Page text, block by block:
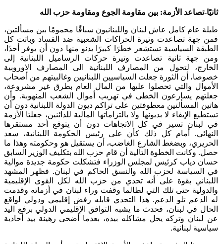
ثانيًا-تصاعد الأزمة: بين مقاومة الجوع ومقاومة حزب الله
طيلة عام كامل عاش لبنان واللبنانيون سباقًا محمومًا بين مسألتين،
فمن جهة تصاعدت وتيرة الحراكات الشعبية ضد الفساد وباتت كل
الطبقة السياسية تستشعر خطرًا كبيرًا يدنو منها دون أن يوفر أحدًا،
ومن جهة ثانية تصاعدت وتيرة حركات الرساميل اللبنانية إلى
الخارج، لتحول من المصارف اللبنانية الى المصارف الاوروبية
خصوصا، أن الثورة جعلت السياسيين اللبنانيين وغالبيتهم من أصحاب
الأموال والتي تحصلوا عليها من المال العام بطرق غير مشروعة،
جعلتهم يسارعون الخطى في تهريب أموال الشعب المنهوبة. وأن
هاتين المسألتين معطوفتين على تراكم ديون الدولة اللبنانية دون أن
تستطيع الإيفاء لا بديونها ولا بالتزاماتها المالية للدائنين، جعلتا الأزمة
في لبنان تسير في كل الاتجاهات دون أن يتوقع أحد مستقرها
النهائي. أمام كل ذلك كأن على رئيس الحكومة اللبنانية، سعد
الحريري، وبضغط الشارع الغاضب، أن يستقيل هو وحكومته وهذا ما
حصل. وكانت الخطوة التالية أن قام حزب الله بتكليف الوزير السابق
حسان دياب كرئيس لمجلس الوزراء فتشكلت حكومة جديدة موالية
في السياسة لحزب الله والنسق الحاكم في لبنان. فظهر المشهد
اللبناني بقوة على أنه تحدي من حزب الله لكل القوى الإقليمية
والدولية حتى تلك التي لطالما وقفت وراء لبنان في أزماته وقدمت
له الدعم تلو الدعم. هذا التحدي قابله رفض إقليمي ودولي لواقع
الحال في لبنان، فحدث ما يشبه التوافق الإقليمي الدولي برفع اليد
عن لبنان وتركه يحل مشاكله بيده، بعدما أضحى رهينة بيد أحادية
سياسية لبنانية.